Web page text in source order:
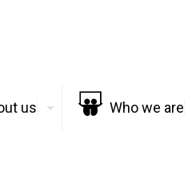
us Who we are